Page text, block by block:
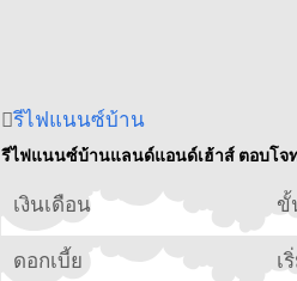
รีไฟแนนซ์บ้าน
รีไฟแนนซ์บ้านแลนด์แอนด์เฮ้าส์ ตอบโจ
เงินเดือน
ขั้
ดอกเบี้ย
เ